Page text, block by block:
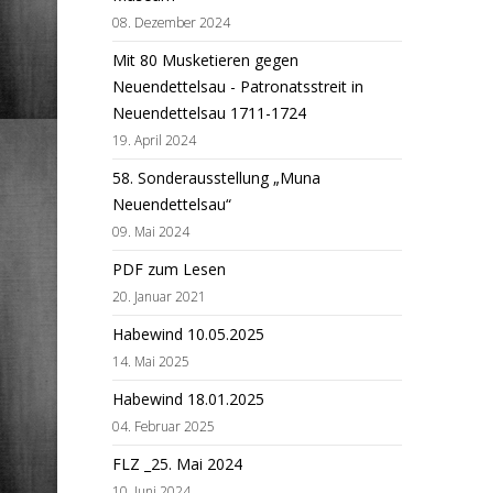
08. Dezember 2024
Mit 80 Musketieren gegen
Neuendettelsau - Patronatsstreit in
Neuendettelsau 1711-1724
19. April 2024
58. Sonderausstellung „Muna
Neuendettelsau“
09. Mai 2024
PDF zum Lesen
20. Januar 2021
Habewind 10.05.2025
14. Mai 2025
Habewind 18.01.2025
04. Februar 2025
FLZ _25. Mai 2024